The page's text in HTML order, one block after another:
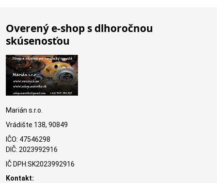
Overený e-shop s dlhoročnou
skúsenosťou
Marián s.r.o.
Vrádište 138, 90849
IČO: 47546298
DIČ: 2023992916
IČ DPH:SK2023992916
Kontakt: